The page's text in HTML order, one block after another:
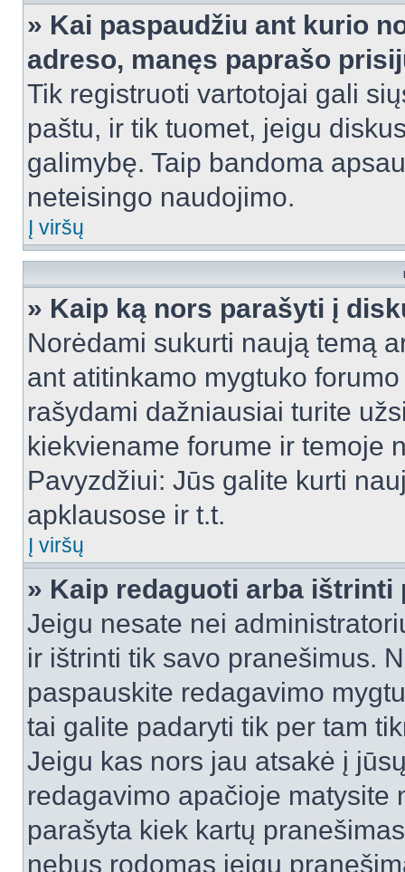
» Kai paspaudžiu ant kurio
adreso, manęs paprašo
Tik registruoti vartotojai gali
paštu, ir tik tuomet, jeigu
galimybę. Taip bandoma
neteisingo naudojimo.
Į viršų
» Kaip ką nors parašyti į
Norėdami sukurti naują temą
ant atitinkamo mygtuko
rašydami dažniausiai turite
kiekviename forume ir temoje
Pavyzdžiui: Jūs galite kurti
apklausose ir t.t.
Į viršų
» Kaip redaguoti arba ištrinti
Jeigu nesate nei
ir ištrinti tik savo pranešimus.
paspauskite redagavimo
tai galite padaryti tik per tam
Jeigu kas nors jau atsakė į
redagavimo apačioje matysite
parašyta kiek kartų
nebus rodomas jeigu